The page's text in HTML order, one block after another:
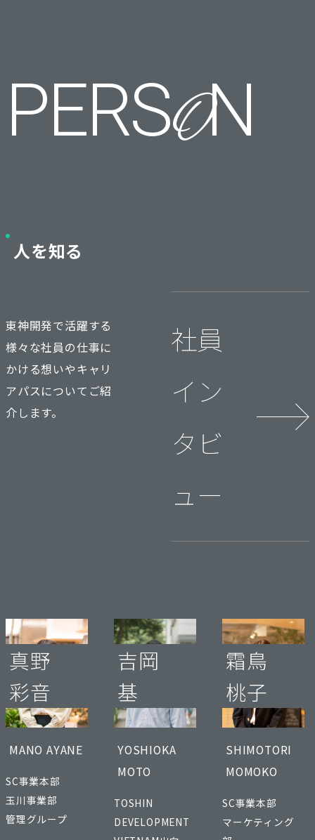
PERSON
人を知る
東神開発で活躍する
様々な社員の仕事に
かける想いやキャリ
アパスについてご紹
介します。
社員
イン
タビ
ュー
真野
彩音
MANO AYANE
SC事業本部
玉川事業部
管理グループ
吉岡
基
YOSHIOKA
MOTO
TOSHIN
DEVELOPMENT
霜鳥
桃子
SHIMOTORI
MOMOKO
SC事業本部
マーケティング